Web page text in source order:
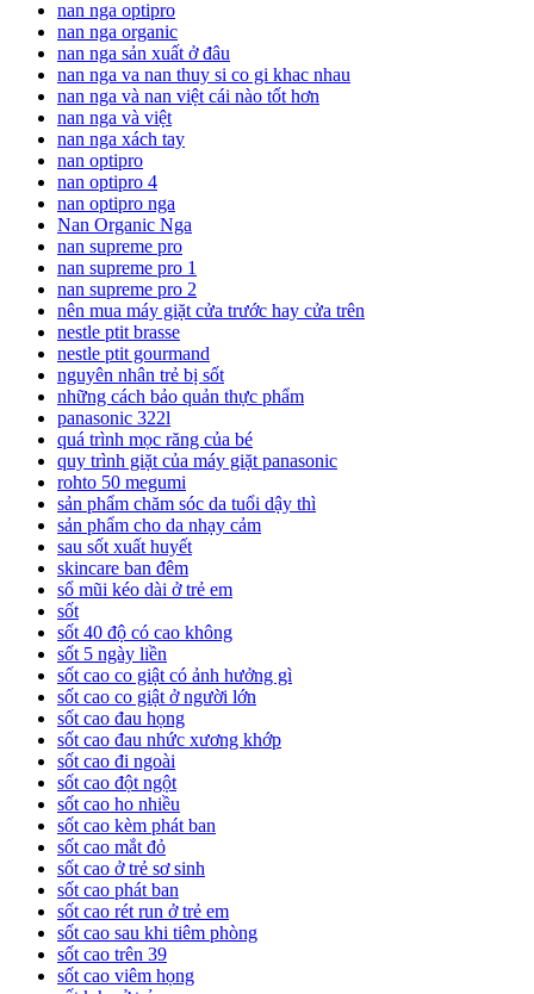
nan nga optipro
nan nga organic
nan nga sản xuất ở đâu
nan nga va nan thuy si co gi khac nhau
nan nga và nan việt cái nào tốt hơn
nan nga và việt
nan nga xách tay
nan optipro
nan optipro 4
nan optipro nga
Nan Organic Nga
nan supreme pro
nan supreme pro 1
nan supreme pro 2
nên mua máy giặt cửa trước hay cửa trên
nestle ptit brasse
nestle ptit gourmand
nguyên nhân trẻ bị sốt
những cách bảo quản thực phẩm
panasonic 322l
quá trình mọc răng của bé
quy trình giặt của máy giặt panasonic
rohto 50 megumi
sản phẩm chăm sóc da tuổi dậy thì
sản phẩm cho da nhạy cảm
sau sốt xuất huyết
skincare ban đêm
sổ mũi kéo dài ở trẻ em
sốt
sốt 40 độ có cao không
sốt 5 ngày liền
sốt cao co giật có ảnh hưởng gì
sốt cao co giật ở người lớn
sốt cao đau họng
sốt cao đau nhức xương khớp
sốt cao đi ngoài
sốt cao đột ngột
sốt cao ho nhiều
sốt cao kèm phát ban
sốt cao mắt đỏ
sốt cao ở trẻ sơ sinh
sốt cao phát ban
sốt cao rét run ở trẻ em
sốt cao sau khi tiêm phòng
sốt cao trên 39
sốt cao viêm họng